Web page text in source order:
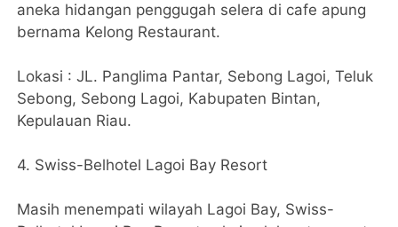
aneka hidangan penggugah selera di cafe apung
bernama Kelong Restaurant.
Lokasi : JL. Panglima Pantar, Sebong Lagoi, Teluk
Sebong, Sebong Lagoi, Kabupaten Bintan,
Kepulauan Riau.
4. Swiss-Belhotel Lagoi Bay Resort
Masih menempati wilayah Lagoi Bay, Swiss-